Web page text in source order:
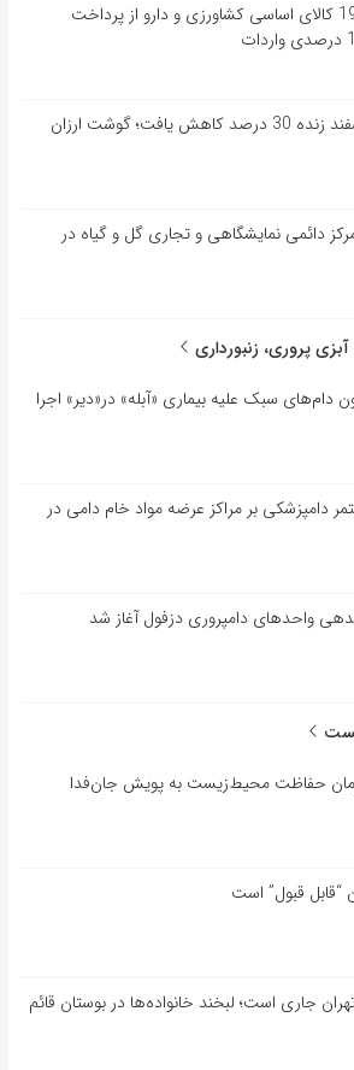
معافیت 199 کالای اساسی کشاورزی و دارو از پرداخت
قیمت گوسفند زنده 30 درصد کاهش یافت؛ گوشت ارزان
دائمی نمایشگاهی و تجاری گل و گیاه در
پروری، زنبورداری
دام‌های سبک علیه بیماری «آبله» در«دیر» اجرا
دامپزشکی بر مراکز عرضه مواد خام دامی در
واحدهای دامپروری دزفول آغاز شد
حفاظت محیط‌زیست به پویش جان‌فدا
“قابل قبول” است
جاری است؛ لبخند خانواده‌ها در بوستان قائم